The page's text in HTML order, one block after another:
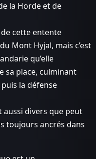
la Horde et de
cette entente
Mont Hyjal, mais c’est
qu’elle
sa place, culminant
la défense
aussi divers que peut
toujours ancrés dans